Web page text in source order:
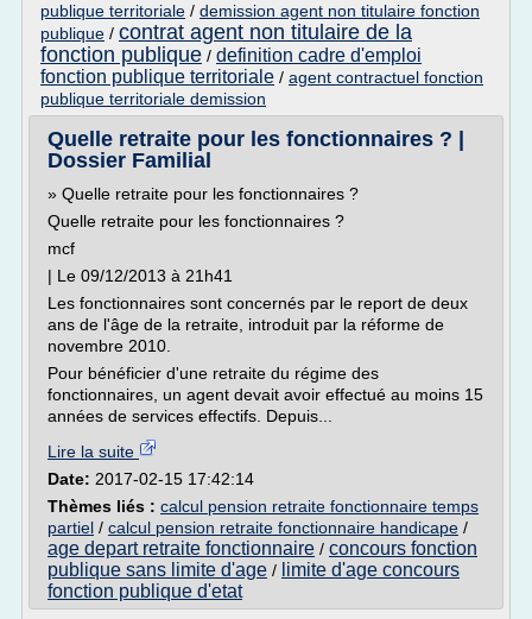
publique territoriale / demission agent non titulaire fonction
publique / contrat agent non titulaire de la
fonction publique / definition cadre d'emploi
fonction publique territoriale / agent contractuel fonction
publique territoriale demission
Quelle retraite pour les fonctionnaires ? |
Dossier Familial
» Quelle retraite pour les fonctionnaires ?
Quelle retraite pour les fonctionnaires ?
mcf
| Le 09/12/2013 à 21h41
Les fonctionnaires sont concernés par le report de deux
ans de l'âge de la retraite, introduit par la réforme de
novembre 2010.
Pour bénéficier d'une retraite du régime des
fonctionnaires, un agent devait avoir effectué au moins 15
années de services effectifs. Depuis...
Lire la suite
Date: 2017-02-15 17:42:14
Thèmes liés : calcul pension retraite fonctionnaire temps
partiel / calcul pension retraite fonctionnaire handicape /
age depart retraite fonctionnaire / concours fonction
publique sans limite d'age / limite d'age concours
fonction publique d'etat